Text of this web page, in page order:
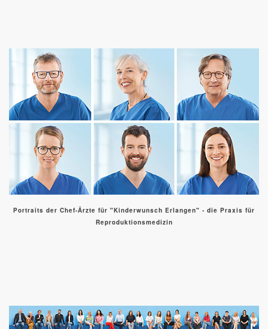
Portraits der Chef-Ärzte für "Kinderwunsch Erlangen" - die Praxis für
Reproduktionsmedizin